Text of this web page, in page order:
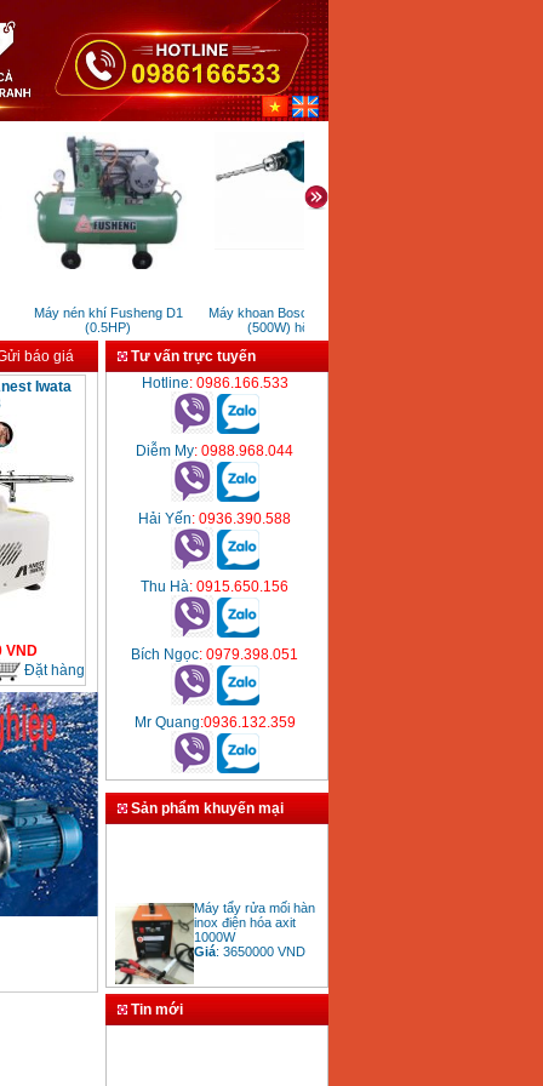
Máy nén khí Fusheng D1
(0.5HP)
Máy khoan Bosch GSB 10RE
(500W) hộp giấy
báo giá
Iwata
VND
Đặt hàng
Tư vấn trực tuyến
Hotline: 0986.166.533
Diễm My: 0988.968.044
Hải Yến: 0936.390.588
Thu Hà: 0915.650.156
Bích Ngọc: 0979.398.051
Mr Quang:0936.132.359
Sản phẩm khuyến mại
Máy tẩy rửa mối hàn
inox điện hóa axit
1000W
Giá:3650000
Tin mới